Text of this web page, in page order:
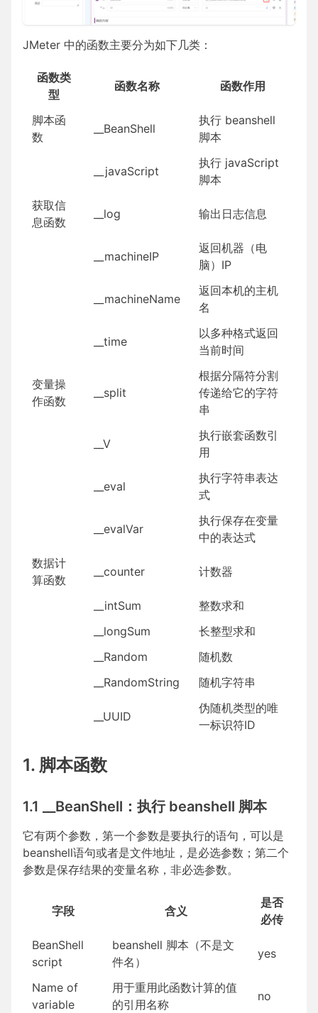
JMeter 中的函数主要分为如下几类：
函数类
型
函数名称 函数作用
脚本函
数
__BeanShell
执行 beanshell
脚本
__javaScript
执行 javaScript
脚本
获取信
息函数
__log 输出日志信息
__machineIP
返回机器（电
脑）IP
__machineName
返回本机的主机
名
__time
以多种格式返回
当前时间
变量操
作函数
__split
根据分隔符分割
传递给它的字符
串
__V
执行嵌套函数引
用
__eval
执行字符串表达
式
__evalVar
执行保存在变量
中的表达式
数据计
算函数
__counter 计数器
__intSum
整数求和
__longSum
长整型求和
__Random
随机数
__RandomString
随机字符串
__UUID
伪随机类型的唯
一标识符ID
1. 脚本函数
1.1 __BeanShell：执行 beanshell 脚本
它有两个参数，第一个参数是要执行的语句，可以是
beanshell语句或者是文件地址，是必选参数；第二个
参数是保存结果的变量名称，非必选参数。
字段 含义
是否
必传
BeanShell
script
beanshell 脚本（不是文
件名）
yes
Name of
variable
用于重用此函数计算的值
的引用名称
no